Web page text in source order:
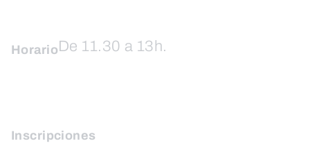
HorarioDe 11.30 a 13h.
Inscripciones